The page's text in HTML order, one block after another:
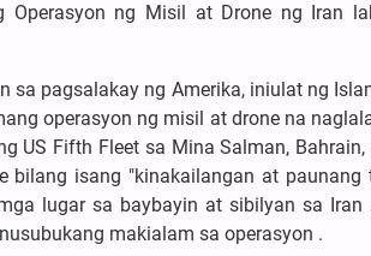
Operasyon ng Misil at Drone ng Iran
sa pagsalakay ng Amerika, iniulat ng
operasyon ng misil at drone na
US Fifth Fleet sa Mina Salman,
bilang isang "kinakailangan at
lugar sa baybayin at sibilyan sa
makialam sa operasyon .